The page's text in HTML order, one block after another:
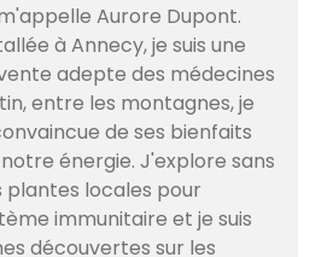
Aurore Dupont.
à Annecy, je suis une
adepte des médecines
entre les montagnes, je
de ses bienfaits
énergie. J'explore sans
plantes locales pour
immunitaire et je suis
découvertes sur les